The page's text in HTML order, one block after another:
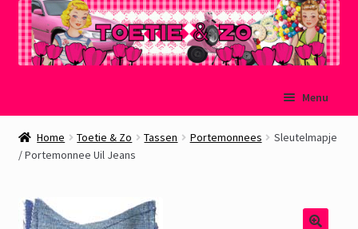
naar
navigatie
de
inhoud
Menu
Welkom
Winkelmand
Home Toetie & Zo Tassen Portemonnees
Sleutelmapje
/ Portemonnee Uil Jeans